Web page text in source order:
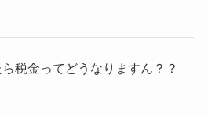
税金ってどうなりますん？？